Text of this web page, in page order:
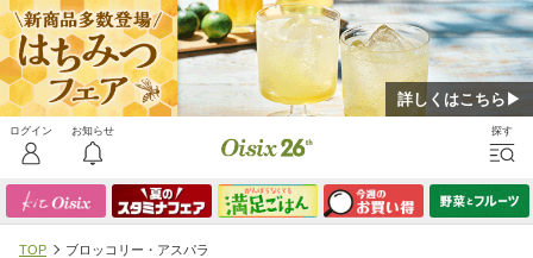
詳しくはこちら▶
TOP ブロッコリー・アスパラ